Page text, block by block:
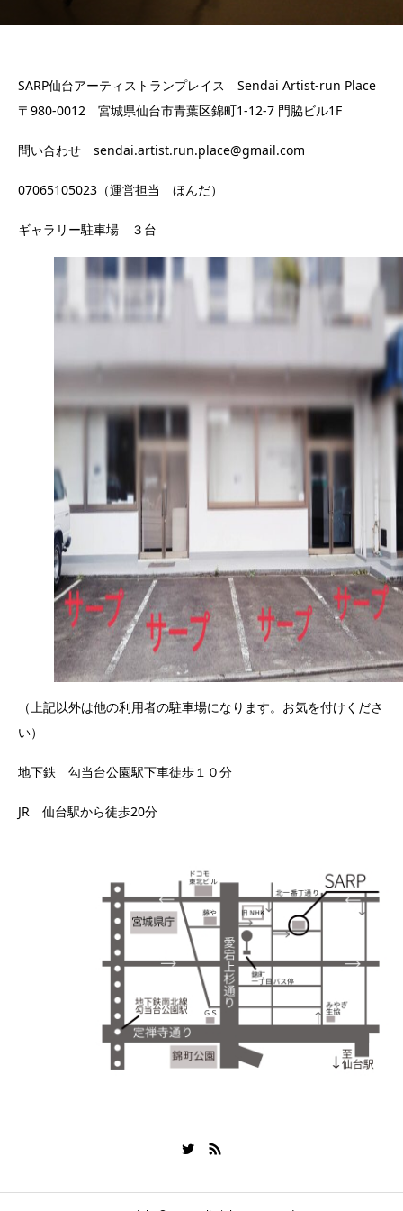
SARP仙台アーティストランプレイス Sendai Artist-run Place
〒980-0012 宮城県仙台市青葉区錦町1-12-7 門脇ビル1F
問い合わせ sendai.artist.run.place@gmail.com
07065105023（運営担当 ほんだ）
ギャラリー駐車場 ３台
（上記以外は他の利用者の駐車場になります。お気を付けくださ
い）
地下鉄 勾当台公園駅下車徒歩１０分
JR 仙台駅から徒歩20分